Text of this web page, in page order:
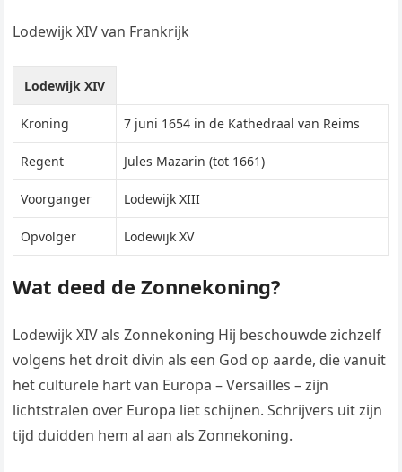
Lodewijk XIV van Frankrijk
Lodewijk XIV
Kroning 7 juni 1654 in de Kathedraal van Reims
Regent Jules Mazarin (tot 1661)
Voorganger Lodewijk XIII
Opvolger Lodewijk XV
Wat deed de Zonnekoning?
Lodewijk XIV als Zonnekoning Hij beschouwde zichzelf
volgens het droit divin als een God op aarde, die vanuit
het culturele hart van Europa – Versailles – zijn
lichtstralen over Europa liet schijnen. Schrijvers uit zijn
tijd duidden hem al aan als Zonnekoning.